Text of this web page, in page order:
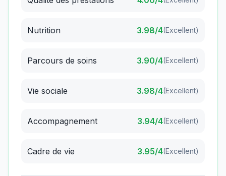
Nutrition 3.98/4(Excellent)
Parcours de soins 3.90/4(Excellent)
Vie sociale 3.98/4(Excellent)
Accompagnement 3.94/4(Excellent)
Cadre de vie 3.95/4(Excellent)